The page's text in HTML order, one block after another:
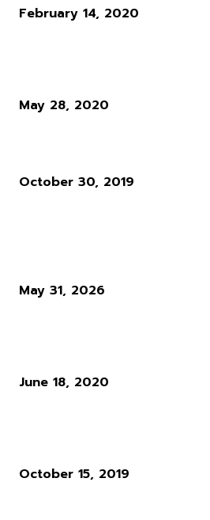
February 14, 2020
May 28, 2020
October 30, 2019
May 31, 2026
June 18, 2020
October 15, 2019